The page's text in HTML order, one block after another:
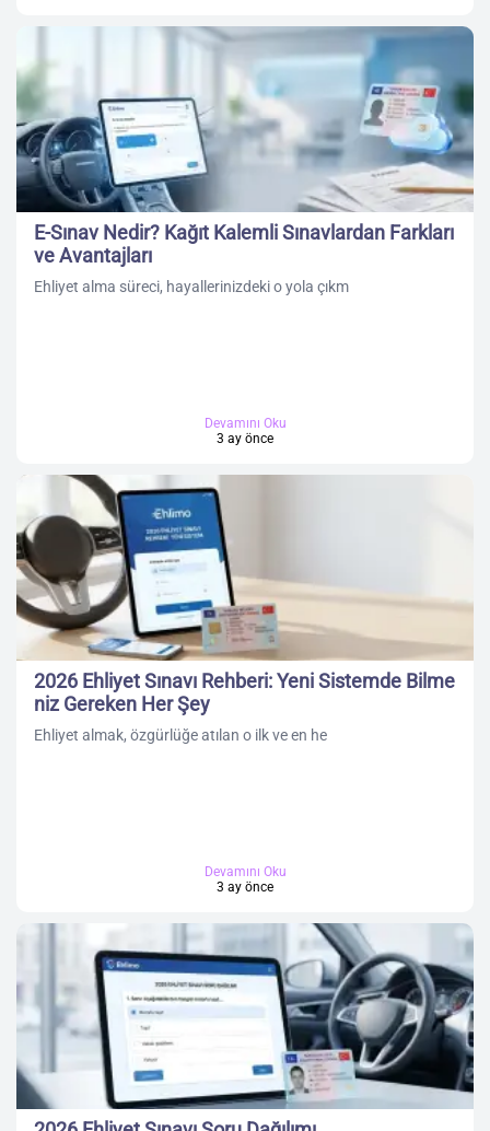
E-Sınav Nedir? Kağıt Kalemli Sınavlardan Farkları
ve Avantajları
Ehliyet alma süreci, hayallerinizdeki o yola çıkm
Devamını Oku
3 ay önce
2026 Ehliyet Sınavı Rehberi: Yeni Sistemde Bilme
niz Gereken Her Şey
Ehliyet almak, özgürlüğe atılan o ilk ve en he
Devamını Oku
3 ay önce